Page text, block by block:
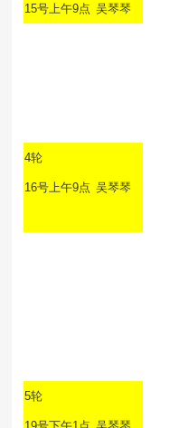
15号上午9点 吴琴琴
4轮
16号上午9点 吴琴琴
5轮